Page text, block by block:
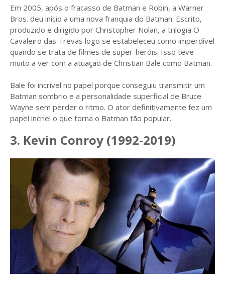
Em 2005, após o fracasso de Batman e Robin, a Warner
Bros. deu início a uma nova franquia do Batman. Escrito,
produzido e dirigido por Christopher Nolan, a trilogia O
Cavaleiro das Trevas logo se estabeleceu como imperdível
quando se trata de filmes de super-heróis. Isso teve
muito a ver com a atuação de Christian Bale como Batman.
Bale foi incrível no papel porque conseguiu transmitir um
Batman sombrio e a personalidade superficial de Bruce
Wayne sem perder o ritmo. O ator definitivamente fez um
papel incríel o que torna o Batman tão popular.
3. Kevin Conroy (1992-2019)